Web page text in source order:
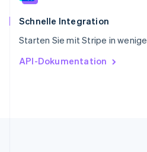
Schnelle Integration
Starten Sie mit Stripe in
API-Dokumentation
Thailand
ไทยEnglish
English
English